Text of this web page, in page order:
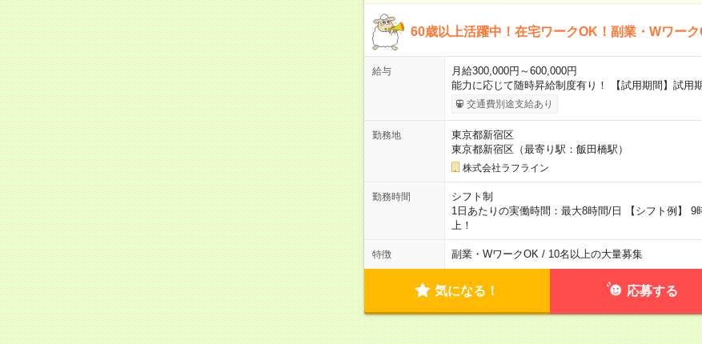
60歳以上活躍中！在宅ワークOK！副業・Wワー
給与
月給300,000円～600,000円
能力に応じて随時昇給制度有り！ 【試用期間】試用
交通費別途支給あり
勤務地
東京都新宿区
東京都新宿区（最寄り駅：飯田橋駅）
株式会社ラフライン
勤務時間
シフト制
1日あたりの実働時間：最大8時間/日 【シフト例】
上！
特徴 副業・WワークOK / 10名以上の大量募集
気になる！ 応募する